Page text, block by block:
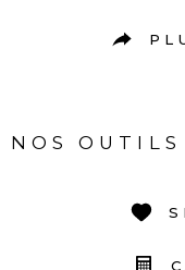
NOS OUTILS